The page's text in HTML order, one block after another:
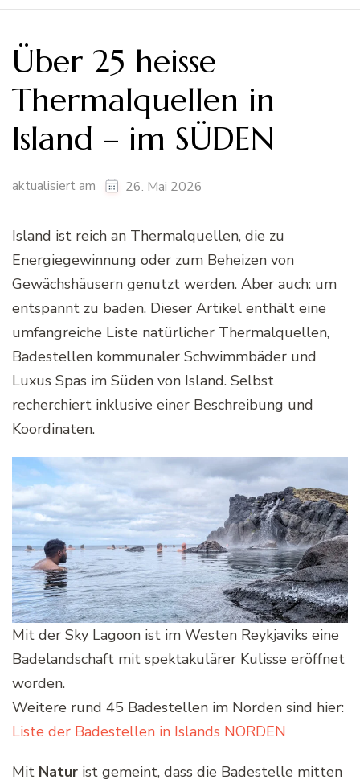
Über 25 heisse
Thermalquellen in
Island – im SÜDEN
aktualisiert am 26. Mai 2026
Island ist reich an Thermalquellen, die zu
Energiegewinnung oder zum Beheizen von
Gewächshäusern genutzt werden. Aber auch: um
entspannt zu baden. Dieser Artikel enthält eine
umfangreiche Liste natürlicher Thermalquellen,
Badestellen kommunaler Schwimmbäder und
Luxus Spas im Süden von Island. Selbst
recherchiert inklusive einer Beschreibung und
Koordinaten.
Mit der Sky Lagoon ist im Westen Reykjaviks eine
Badelandschaft mit spektakulärer Kulisse eröffnet
worden.
Weitere rund 45 Badestellen im Norden sind hier:
Liste der Badestellen in Islands NORDEN
Mit Natur ist gemeint, dass die Badestelle mitten